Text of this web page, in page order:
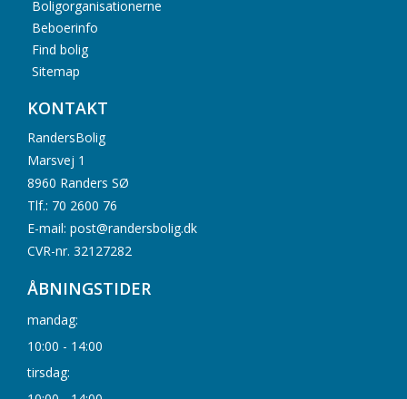
Boligorganisationerne
Beboerinfo
Find bolig
Sitemap
KONTAKT
RandersBolig
Marsvej 1
8960 Randers SØ
Tlf.: 70 2600 76
E-mail: post@randersbolig.dk
CVR-nr. 32127282
ÅBNINGSTIDER
mandag:
10:00 - 14:00
tirsdag: